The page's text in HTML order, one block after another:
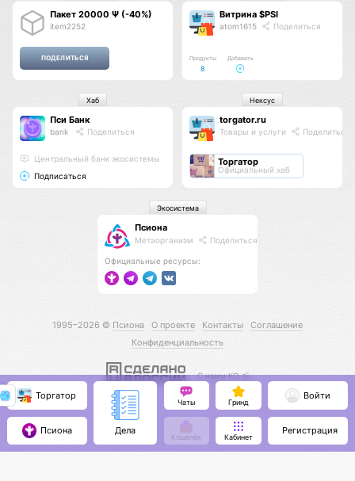
Пакет 20000 Ψ (-40%)
item2252
Витрина $PSI
atom1615 Поделиться
Продукты
8
Добавить
Пси Банк
bank Поделиться
Центральный банк экосистемы
Подписаться
Хаб
torgator.ru
Товары и услуги Поделиться
Торгатор
Официальный хаб
Нексус
Псиона
Метаорганизм Поделиться
Официальные ресурсы:
Экосистема
1995–2026 © Псиона О проекте Контакты
Соглашение
Конфиденциальность
С нами КО 🕉️
Торгатор
Псиона Дела
Чаты Гринд
Кошелёк Кабинет
Войти
Регистрация